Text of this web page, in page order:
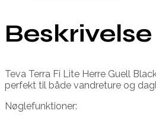
Beskrivelse
Teva Terra Fi Lite Herre Guell
perfekt til både vandreture og
Nøglefunktioner: